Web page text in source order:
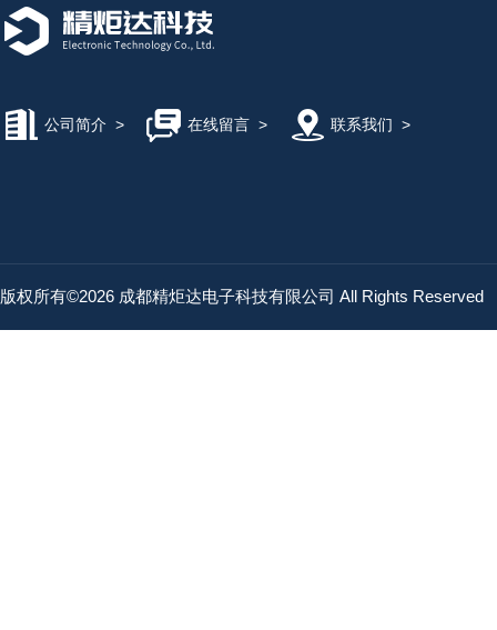
公司简介 > 在线留言> 联系我们 >
版权所有©2026 成都精炬达电子科技有限公司 All Rights Reserved